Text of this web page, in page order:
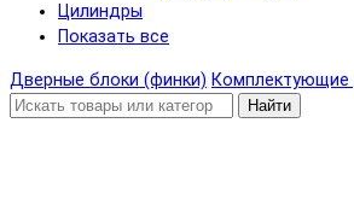
Цилиндры
Показать все
Дверные блоки (финки) Комплектующие
Найти